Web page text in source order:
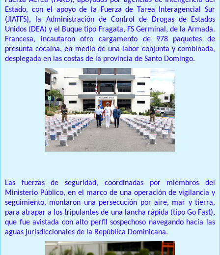
Estado, con el apoyo de la Fuerza de Tarea Interagencial Sur
(JIATFS), la Administración de Control de Drogas de Estados
Unidos (DEA) y el Buque tipo Fragata, FS Germinal, de la Armada.
Francesa, incautaron otro cargamento de 978 paquetes de
presunta cocaína, en medio de una labor conjunta y combinada,
desplegada en las costas de la provincia de Santo Domingo.
Las fuerzas de seguridad, coordinadas por miembros del
Ministerio Público, en el marco de una operación de vigilancia y
seguimiento, montaron una persecución por aire, mar y tierra,
para atrapar a los tripulantes de una lancha rápida (tipo Go Fast),
que fue avistada con alto perfil sospechoso navegando hacia las
aguas jurisdiccionales de la República Dominicana.